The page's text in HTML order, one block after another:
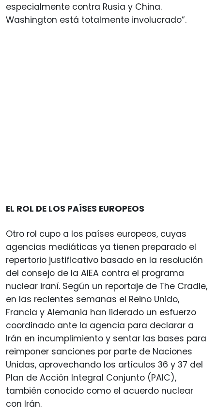
especialmente contra Rusia y China.
Washington está totalmente involucrado”.
EL ROL DE LOS PAÍSES EUROPEOS
Otro rol cupo a los países europeos, cuyas
agencias mediáticas ya tienen preparado el
repertorio justificativo basado en la resolución
del consejo de la AIEA contra el programa
nuclear iraní. Según un reportaje de The Cradle,
en las recientes semanas el Reino Unido,
Francia y Alemania han liderado un esfuerzo
coordinado ante la agencia para declarar a
Irán en incumplimiento y sentar las bases para
reimponer sanciones por parte de Naciones
Unidas, aprovechando los artículos 36 y 37 del
Plan de Acción Integral Conjunto (PAIC),
también conocido como el acuerdo nuclear
con Irán.